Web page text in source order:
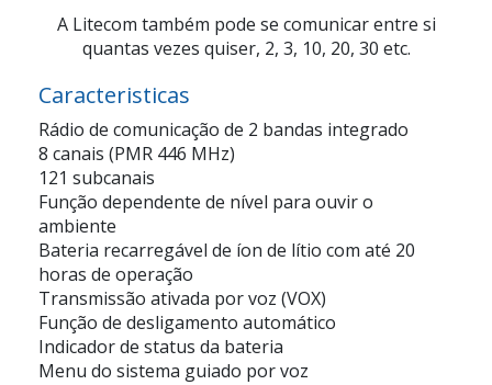
A Litecom também pode se comunicar entre si
quantas vezes quiser, 2, 3, 10, 20, 30 etc.
Caracteristicas
Rádio de comunicação de 2 bandas integrado
8 canais (PMR 446 MHz)
121 subcanais
Função dependente de nível para ouvir o
ambiente
Bateria recarregável de íon de lítio com até 20
horas de operação
Transmissão ativada por voz (VOX)
Função de desligamento automático
Indicador de status da bateria
Menu do sistema guiado por voz